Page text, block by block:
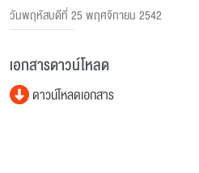
วันพฤหัสบดีที่ 25 พฤศจิกายน 2542
เอกสารดาวน์โหลด
ดาวน์โหลดเอกสาร